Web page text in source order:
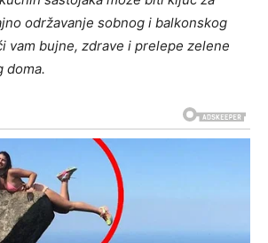
održavanje sobnog i balkonskog
vam bujne, zdrave i prelepe zelene
doma.